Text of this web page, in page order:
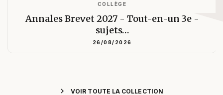
COLLÈGE
Annales Brevet 2027 - Tout-en-un 3e -
sujets…
26/08/2026
chevron_right VOIR TOUTE LA COLLECTION